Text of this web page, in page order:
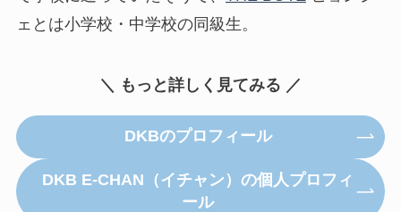
ェとは小学校・中学校の同級生。
＼ もっと詳しく見てみる ／
DKBのプロフィール
DKB E-CHAN（イチャン）の個人プロフィ
ール